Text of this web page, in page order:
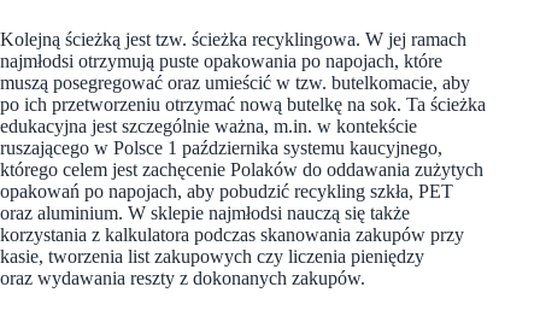
Kolejną ścieżką jest tzw. ścieżka recyklingowa. W jej ramach
najmłodsi otrzymują puste opakowania po napojach, które
muszą posegregować oraz umieścić w tzw. butelkomacie, aby
po ich przetworzeniu otrzymać nową butelkę na sok. Ta ścieżka
edukacyjna jest szczególnie ważna, m.in. w kontekście
ruszającego w Polsce 1 października systemu kaucyjnego,
którego celem jest zachęcenie Polaków do oddawania zużytych
opakowań po napojach, aby pobudzić recykling szkła, PET
oraz aluminium. W sklepie najmłodsi nauczą się także
korzystania z kalkulatora podczas skanowania zakupów przy
kasie, tworzenia list zakupowych czy liczenia pieniędzy
oraz wydawania reszty z dokonanych zakupów.